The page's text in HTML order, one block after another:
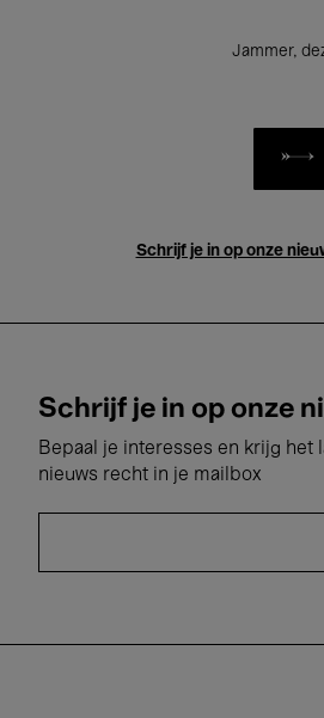
Jammer,
Schrijf je in op onze
Schrijf je in op onze
Bepaal je interesses en krijg het
nieuws recht in je mailbox